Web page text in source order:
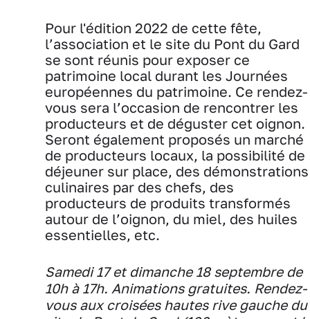
Pour l'édition 2022 de cette fête,
l’association et le site du Pont du Gard
se sont réunis pour exposer ce
patrimoine local durant les Journées
européennes du patrimoine. Ce rendez-
vous sera l’occasion de rencontrer les
producteurs et de déguster cet oignon.
Seront également proposés un marché
de producteurs locaux, la possibilité de
déjeuner sur place, des démonstrations
culinaires par des chefs, des
producteurs de produits transformés
autour de l’oignon, du miel, des huiles
essentielles, etc.
Samedi 17 et dimanche 18 septembre de
10h à 17h. Animations gratuites. Rendez-
vous aux croisées hautes rive gauche du